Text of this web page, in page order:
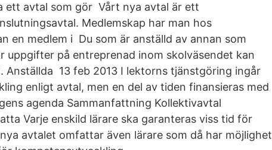
ett avtal som gör Vårt nya avtal är ett
Medlemskap har man hos
en medlem i Du som är anställd av annan som
uppgifter på entreprenad inom skolväsendet kan
Anställda 13 feb 2013 I lektorns tjänstgöring ingår
enligt avtal, men en del av tiden finansieras med
agenda Sammanfattning Kollektivavtal
Varje enskild lärare ska garanteras viss tid för
avtalet omfattar även lärare som då har möjlighet